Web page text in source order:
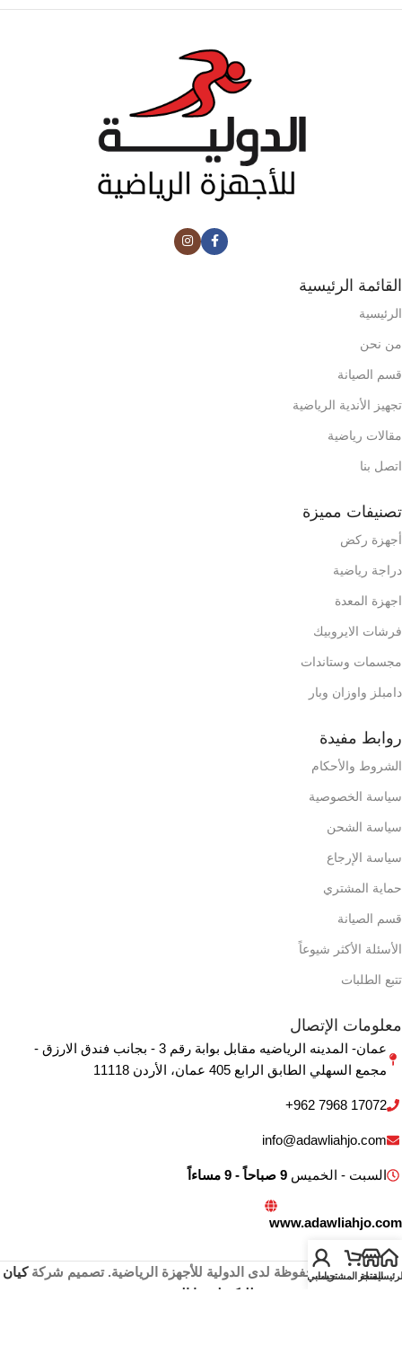
القائمة الرئيسية
الرئيسية
من نحن
قسم الصيانة
تجهيز الأندية الرياضية
مقالات رياضية
اتصل بنا
تصنيفات مميزة
أجهزة ركض
دراجة رياضية
اجهزة المعدة
فرشات الايروبيك
مجسمات وستاندات
دامبلز واوزان وبار
روابط مفيدة
الشروط والأحكام
سياسة الخصوصية
سياسة الشحن
سياسة الإرجاع
حماية المشتري
قسم الصيانة
الأسئلة الأكثر شيوعاً
تتبع الطلبات
معلومات الإتصال
عمان- المدينه الرياضيه مقابل بوابة رقم 3 - بجانب فندق الارزق -
مجمع السهلي الطابق الرابع 405 ‏عمان‏، ‏الأردن‏ 11118
+962 7968 17072
info@adawliahjo.com
السبت - الخميس9 صباحاً - 9 مساءاً
www.adawliahjo.com
جميع الحقوق محفوظة لدى الدولية للأجهزة الرياضية. تصميم شركةكيان
للتكنولوجيا الرقمية
المتجر
سلة المشتريات
حسابي